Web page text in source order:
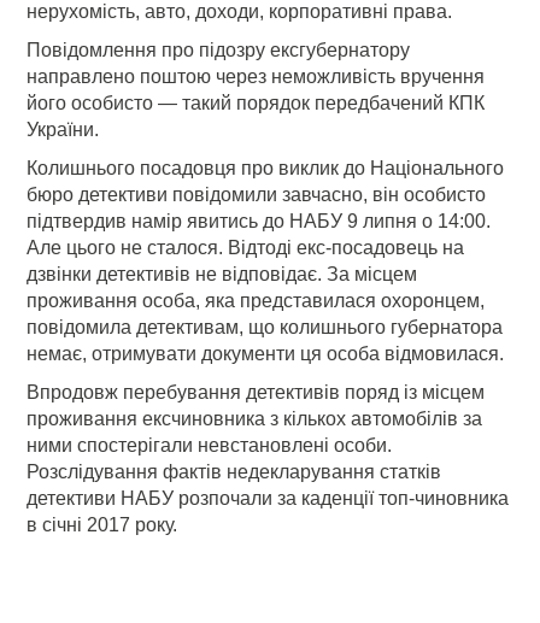
нерухомість, авто, доходи, корпоративні права.
Повідомлення про підозру ексгубернатору
направлено поштою через неможливість вручення
його особисто — такий порядок передбачений КПК
України.
Колишнього посадовця про виклик до Національного
бюро детективи повідомили завчасно, він особисто
підтвердив намір явитись до НАБУ 9 липня о 14:00.
Але цього не сталося. Відтоді екс-посадовець на
дзвінки детективів не відповідає. За місцем
проживання особа, яка представилася охоронцем,
повідомила детективам, що колишнього губернатора
немає, отримувати документи ця особа відмовилася.
Впродовж перебування детективів поряд із місцем
проживання ексчиновника з кількох автомобілів за
ними спостерігали невстановлені особи.
Розслідування фактів недекларування статків
детективи НАБУ розпочали за каденції топ-чиновника
в січні 2017 року.